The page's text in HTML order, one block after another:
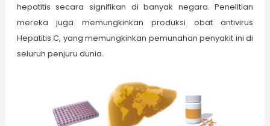
hepatitis secara signifikan di banyak negara. Penelitian
mereka juga memungkinkan produksi obat antivirus
Hepatitis C, yang memungkinkan pemunahan penyakit ini di
seluruh penjuru dunia.